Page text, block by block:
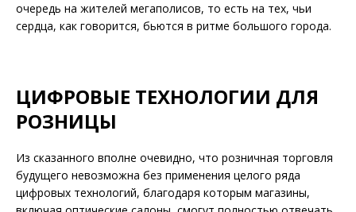
очередь на жителей мегаполисов, то есть на тех, чьи
сердца, как говорится, бьются в ритме большого города.
ЦИФРОВЫЕ ТЕХНОЛОГИИ ДЛЯ
РОЗНИЦЫ
Из сказанного вполне очевидно, что розничная торговля
будущего невозможна без применения целого ряда
цифровых технологий, благодаря которым магазины,